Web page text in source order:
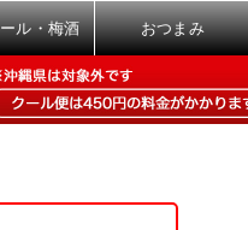
ル・梅酒 おつまみ